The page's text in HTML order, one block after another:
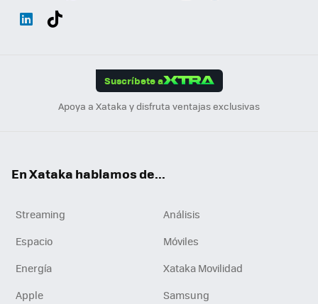
Suscríbete a
Apoya a Xataka y disfruta ventajas exclusivas
En Xataka hablamos de...
Streaming
Análisis
Espacio
Móviles
Energía
Xataka Movilidad
Apple
Samsung